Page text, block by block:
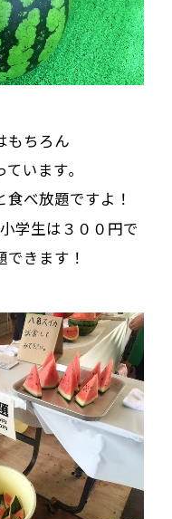
もちろん
います｡
べ放題ですよ！
学生は３００円で
きます！